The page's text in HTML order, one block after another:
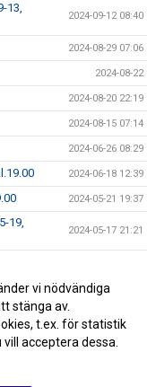
13,
2024-09-12 08:40
2024-08-29 07:06
2024-08-22
2024-08-20 22:19
2024-08-15 07:14
2024-06-26 08:29
2024-06-18 12:39
2024-05-21 19:37
19,
2024-05-17 21:21
2024-01-01 12:29
2024-01-01 06:13
vi nödvändiga
stänga av.
t.ex. för statistik
acceptera dessa.